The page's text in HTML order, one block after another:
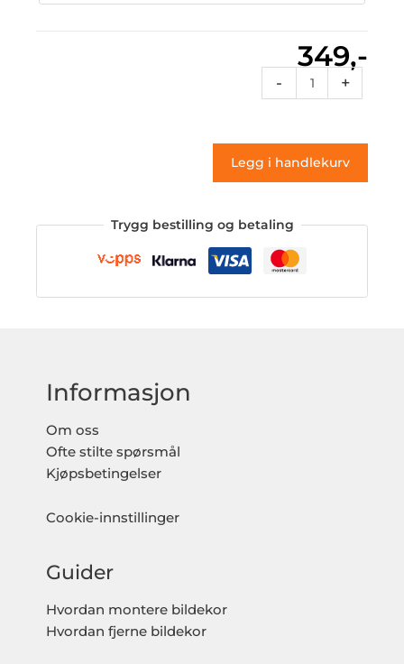
349,-
-
72a
antall
+
Legg i handlekurv
Trygg bestilling og betaling
Informasjon
Om oss
Ofte stilte spørsmål
Kjøpsbetingelser
Cookie-innstillinger
Guider
Hvordan montere bildekor
Hvordan fjerne bildekor